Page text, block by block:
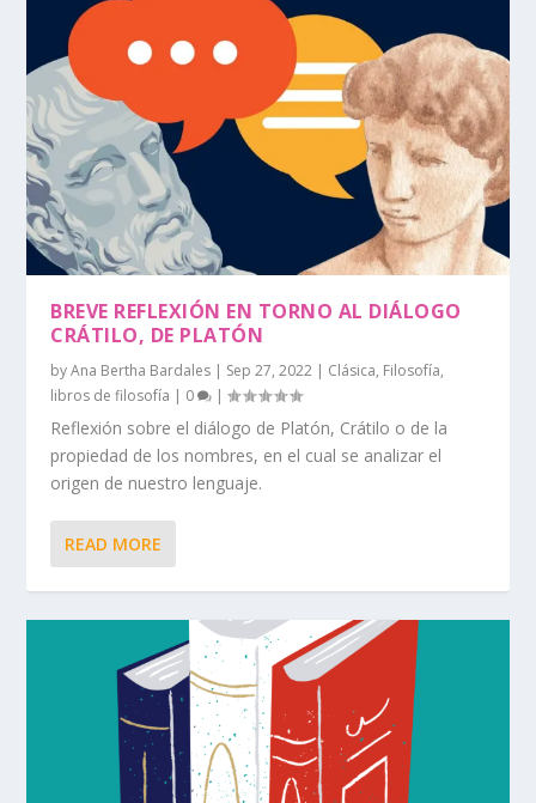
BREVE REFLEXIÓN EN TORNO AL DIÁLOGO
CRÁTILO, DE PLATÓN
byAna Bertha Bardales | Sep 27, 2022 | Clásica, Filosofía,
libros de filosofía | 0 |
Reflexión sobre el diálogo de Platón, Crátilo o de la
propiedad de los nombres, en el cual se analizar el
origen de nuestro lenguaje.
READ MORE